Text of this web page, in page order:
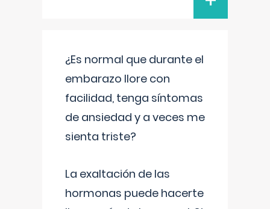
¿Es normal que durante el
embarazo llore con
facilidad, tenga síntomas
de ansiedad y a veces me
sienta triste?
La exaltación de las
hormonas puede hacerte